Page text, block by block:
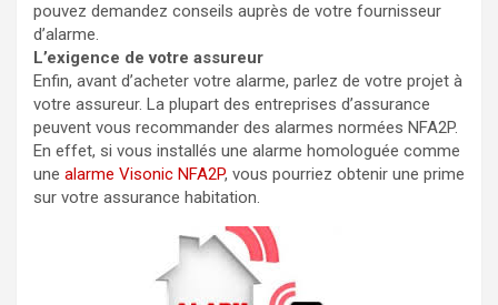
pouvez demandez conseils auprès de votre fournisseur
d’alarme.
L’exigence de votre assureur
Enfin, avant d’acheter votre alarme, parlez de votre projet à
votre assureur. La plupart des entreprises d’assurance
peuvent vous recommander des alarmes normées NFA2P.
En effet, si vous installés une alarme homologuée comme
une alarme Visonic NFA2P, vous pourriez obtenir une prime
sur votre assurance habitation.